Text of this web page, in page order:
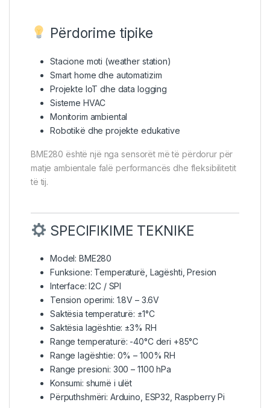
Përdorime tipike
Stacione moti (weather station)
Smart home dhe automatizim
Projekte IoT dhe data logging
Sisteme HVAC
Monitorim ambiental
Robotikë dhe projekte edukative
BME280 është një nga sensorët më të përdorur për
matje ambientale falë performancës dhe fleksibilitetit
të tij.
SPECIFIKIME TEKNIKE
Model: BME280
Funksione: Temperaturë, Lagështi, Presion
Interface: I2C / SPI
Tension operimi: 1.8V – 3.6V
Saktësia temperaturë: ±1°C
Saktësia lagështie: ±3% RH
Range temperaturë: -40°C deri +85°C
Range lagështie: 0% – 100% RH
Range presioni: 300 – 1100 hPa
Konsumi: shumë i ulët
Përputhshmëri: Arduino, ESP32, Raspberry Pi